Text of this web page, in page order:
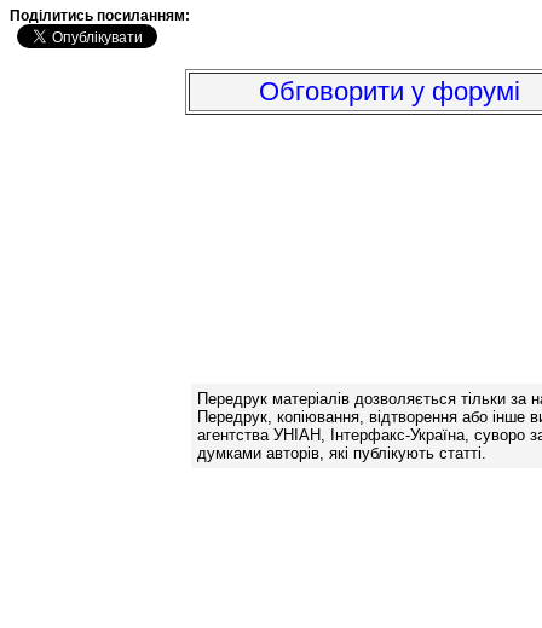
Подiлитись посиланням:
Обговорити у форумі
Передрук матеріалів дозволяється тільки за
Передрук, копіювання, відтворення або інше
агентства УНІАН, Інтерфакс-Україна, суворо
думками авторів, які публікують статті.